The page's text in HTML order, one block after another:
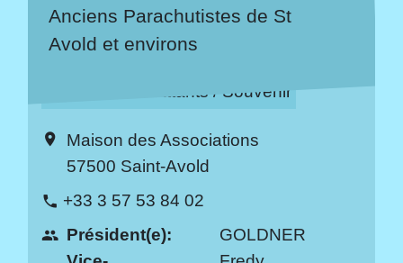
Anciens Parachutistes de St
Avold et environs
Anciens combattants / Souvenir
location_on
Maison des Associations
57500 Saint-Avold
phone +33 3 57 53 84 02
people Président(e):
GOLDNER